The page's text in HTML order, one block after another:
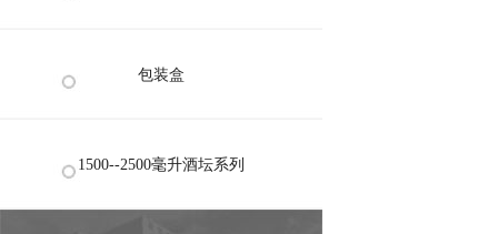
包装盒
1500--2500毫升酒坛系列